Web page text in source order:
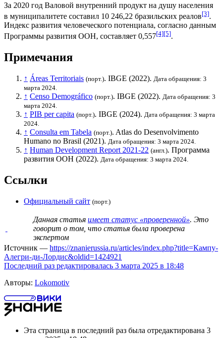
За 2020 год Валовой внутренний продукт на душу населения
в муниципалитете составил 10 246,22 бразильских реалов[3].
Индекс развития человеческого потенциала, согласно данным
Программы развития ООН, составляет 0,557[4][5].
Примечания
↑ Áreas Territoriais (порт.). IBGE (2022). Дата обращения: 3
марта 2024.
↑ Censo Demográfico (порт.). IBGE (2022). Дата обращения: 3
марта 2024.
↑ PIB per capita (порт.). IBGE (2024). Дата обращения: 3 марта
2024.
↑ Consulta em Tabela (порт.). Atlas do Desenvolvimento
Humano no Brasil (2021). Дата обращения: 3 марта 2024.
↑ Human Development Report 2021-22 (англ.). Программа
развития ООН (2022). Дата обращения: 3 марта 2024.
Ссылки
Официальный сайт (порт.)
Данная статья имеет статус «проверенной». Это
говорит о том, что статья была проверена
экспертом
Источник — https://znanierussia.ru/articles/index.php?title=Кампу-
Алегри-ди-Лордис&oldid=1424921
Последний раз редактировалась 3 марта 2025 в 18:48
Авторы: Lokomotiv
Эта страница в последний раз была отредактирована 3